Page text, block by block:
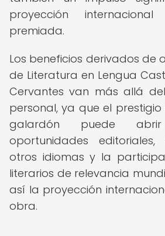
proyección
premiada.
Los beneficios derivados de
de Literatura en Lengua
Cervantes van más allá
personal, ya que el
galardón puede
oportunidades
otros idiomas y la
literarios de relevancia
así la proyección
obra.